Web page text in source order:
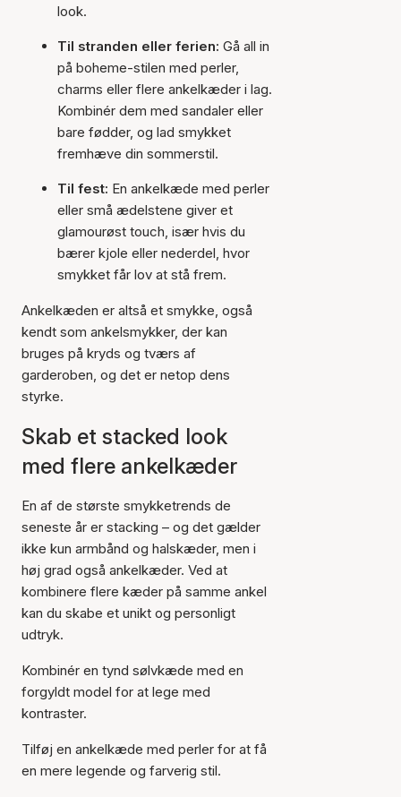
look.
Til stranden eller ferien: Gå all in
på boheme-stilen med perler,
charms eller flere ankelkæder i lag.
Kombinér dem med sandaler eller
bare fødder, og lad smykket
fremhæve din sommerstil.
Til fest: En ankelkæde med perler
eller små ædelstene giver et
glamourøst touch, især hvis du
bærer kjole eller nederdel, hvor
smykket får lov at stå frem.
Ankelkæden er altså et smykke, også
kendt som ankelsmykker, der kan
bruges på kryds og tværs af
garderoben, og det er netop dens
styrke.
Skab et stacked look
med flere ankelkæder
En af de største smykketrends de
seneste år er stacking – og det gælder
ikke kun armbånd og halskæder, men i
høj grad også ankelkæder. Ved at
kombinere flere kæder på samme ankel
kan du skabe et unikt og personligt
udtryk.
Kombinér en tynd sølvkæde med en
forgyldt model for at lege med
kontraster.
Tilføj en ankelkæde med perler for at få
en mere legende og farverig stil.